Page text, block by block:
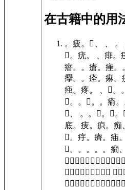
在古籍中的用
。 疲。 𠘓、 、 。
𤷊。 疣。 痱。
瘖。
。 瘡。 痤。
癴。
。 痊。 痳。
痋。 疼。 、𤺌。 。
𤺊。
。 𤷥。 。 瘉。
𤶰、 。
。 𤷅。 𤼍。
底。 㽻。 疻。 痴
𤶠。 㽳。 癠。 㾄。
𤹴。
。 。 。 。 㿕
。 𤹌。 。 㾍。 。 疔。 㾉。 。
㾕。 疝。 痀。 。 㾿、 。 𤸦
㿉。 凖。 瘊。 𤶴。 。 。 。